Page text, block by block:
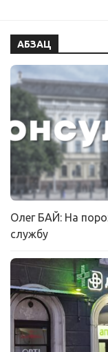
АБЗАЦ
Олег БАЙ: На
службу